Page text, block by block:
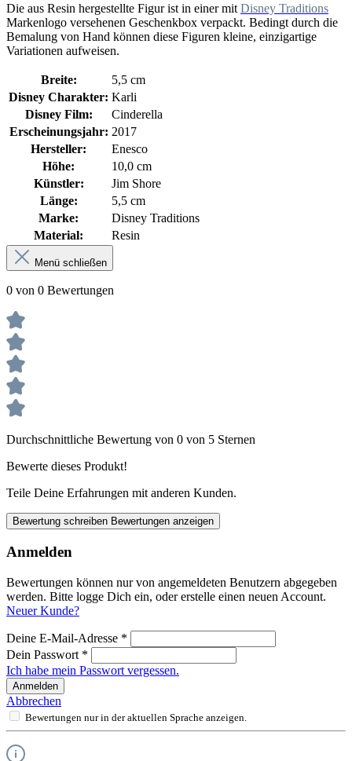
Die aus Resin hergestellte Figur ist in einer mit Disney Traditions
Markenlogo versehenen Geschenkbox verpackt. Bedingt durch die
Bemalung von Hand können diese Figuren kleine, einzigartige
Variationen aufweisen.
Breite:
5,5 cm
Disney Charakter: Karli
Disney Film:
Cinderella
Erscheinungsjahr: 2017
Hersteller:
Enesco
Höhe:
10,0 cm
Künstler:
Jim Shore
Länge:
5,5 cm
Marke:
Disney Traditions
Material:
Resin
Menü schließen
0 von 0 Bewertungen
Durchschnittliche Bewertung von 0 von 5 Sternen
Bewerte dieses Produkt!
Teile Deine Erfahrungen mit anderen Kunden.
Bewertung schreiben Bewertungen anzeigen
Anmelden
Bewertungen können nur von angemeldeten Benutzern abgegeben
werden. Bitte logge Dich ein, oder erstelle einen neuen Account.
Neuer Kunde?
Deine E-Mail-Adresse *
Dein Passwort *
Ich habe mein Passwort vergessen.
Anmelden
Abbrechen
Bewertungen nur in der aktuellen Sprache anzeigen.